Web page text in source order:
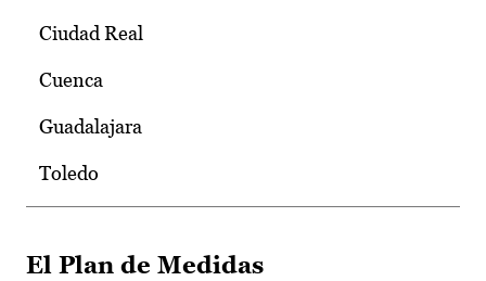
Ciudad Real
Cuenca
Guadalajara
Toledo
El Plan de Medidas